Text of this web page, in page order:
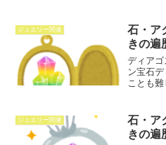
商品も
ジュエリー関連
石・ア
きの遍
ディア
ン宝石
ことも
集まり
化する
ジュエリー関連
石・ア
きの遍